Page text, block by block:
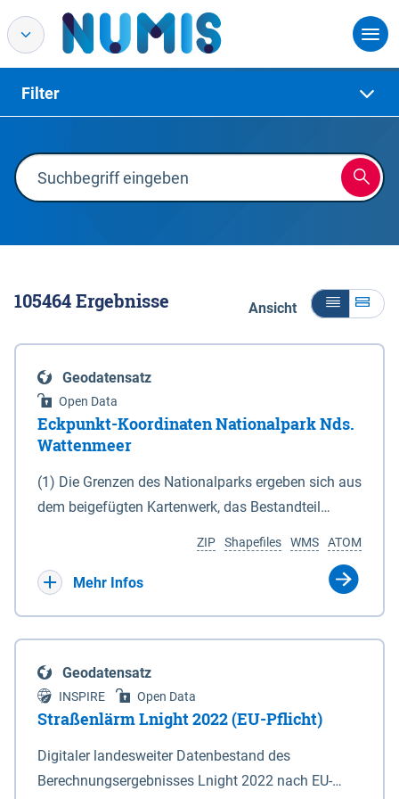
Filter
105464Ergebnisse Ansicht
Geodatensatz
Open Data
Eckpunkt-Koordinaten Nationalpark Nds.
Wattenmeer
(1) Die Grenzen des Nationalparks ergeben sich aus
dem beigefügten Kartenwerk, das Bestandteil
(DTK) im Maßstab 1 : 100 000 (Anlage 2), 2.
verkleinerte Amtliche Karte 1 : 5 000 (AK5) im
projizierte Koordinaten im Europäischen
Terrestrischen Referenzsystem 1989 (ETRS 89) mit
der Universalen Transversalen Mercator-Abbildung
bezogen auf die Zone 32 N (UTM 32N) dargestellt
(Anlage 4); Gleiches gilt für die geografischen
ATOM
WMS
Shapefiles
ZIP
Mehr Infos
Geodatensatz
INSPIRE Open Data
Straßenlärm Lnight 2022 (EU-Pflicht)
Digitaler landesweiter Datenbestand des
Berechnungsergebnisses Lnight 2022 nach EU-